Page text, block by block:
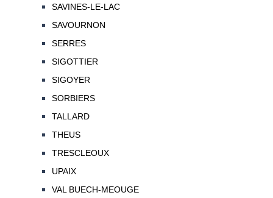
SAVINES-LE-LAC
SAVOURNON
SERRES
SIGOTTIER
SIGOYER
SORBIERS
TALLARD
THEUS
TRESCLEOUX
UPAIX
VAL BUECH-MEOUGE